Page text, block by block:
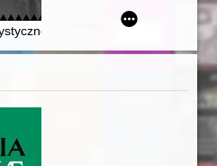
i dokumenty z lat 1918-1922)
w latach 1944-1960. T. 8,